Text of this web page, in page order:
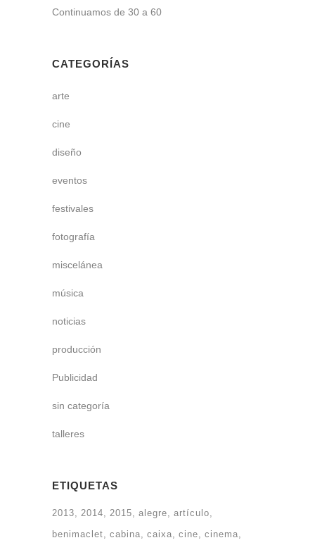
Continuamos de 30 a 60
CATEGORÍAS
arte
cine
diseño
eventos
festivales
fotografía
miscelánea
música
noticias
producción
Publicidad
sin categoría
talleres
ETIQUETAS
2013 2014 2015 alegre
artículo
benimaclet
cabina caixa cine cinema